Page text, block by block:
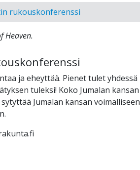
rukouskonferenssi
Heaven.
ja eheyttää. Pienet tulet yhdessä
tuleksi! Koko Jumalan kansan
Jumalan kansan voimalliseen